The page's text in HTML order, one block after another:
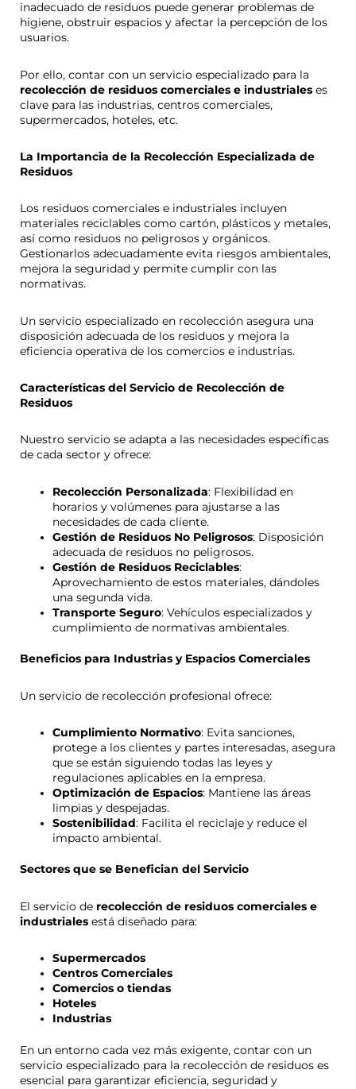
inadecuado de residuos puede generar problemas de
higiene, obstruir espacios y afectar la percepción de los
usuarios.
Por ello, contar con un servicio especializado para la
recolección de residuos comerciales e industriales es
clave para las industrias, centros comerciales,
supermercados, hoteles, etc.
La Importancia de la Recolección Especializada de
Residuos
Los residuos comerciales e industriales incluyen
materiales reciclables como cartón, plásticos y metales,
así como residuos no peligrosos y orgánicos.
Gestionarlos adecuadamente evita riesgos ambientales,
mejora la seguridad y permite cumplir con las
normativas.
Un servicio especializado en recolección asegura una
disposición adecuada de los residuos y mejora la
eficiencia operativa de los comercios e industrias.
Características del Servicio de Recolección de
Residuos
Nuestro servicio se adapta a las necesidades específicas
de cada sector y ofrece:
Recolección Personalizada: Flexibilidad en
horarios y volúmenes para ajustarse a las
necesidades de cada cliente.
Gestión de Residuos No Peligrosos: Disposición
adecuada de residuos no peligrosos.
Gestión de Residuos Reciclables:
Aprovechamiento de estos materiales, dándoles
una segunda vida.
Transporte Seguro: Vehículos especializados y
cumplimiento de normativas ambientales.
Beneficios para Industrias y Espacios Comerciales
Un servicio de recolección profesional ofrece:
Cumplimiento Normativo: Evita sanciones,
protege a los clientes y partes interesadas, asegura
que se están siguiendo todas las leyes y
regulaciones aplicables en la empresa.
Optimización de Espacios: Mantiene las áreas
limpias y despejadas.
Sostenibilidad: Facilita el reciclaje y reduce el
impacto ambiental.
Sectores que se Benefician del Servicio
El servicio de recolección de residuos comerciales e
industriales está diseñado para:
Supermercados
Centros Comerciales
Comercios o tiendas
Hoteles
Industrias
En un entorno cada vez más exigente, contar con un
servicio especializado para la recolección de residuos es
esencial para garantizar eficiencia, seguridad y